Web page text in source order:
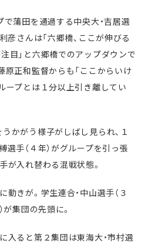
蒲田を通過する中央大・吉居選
彦さんは「六郷橋、ここが伸びる
目」と六郷橋でのアップダウンで
原正和監督からも「ここからいけ
ープとは１分以上引き離してい
かがう様子がしばし見られ、１
選手（４年）がグループを引っ張
が入れ替わる混戦状態。
動きが。学生連合・中山選手（３
が集団の先頭に。
入ると第２集団は東海大・市村選